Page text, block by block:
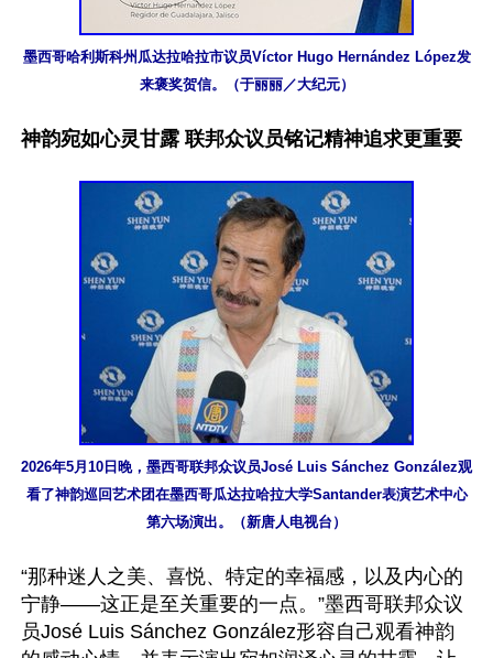
墨西哥哈利斯科州瓜达拉哈拉市议员Víctor Hugo Hernández López发
来褒奖贺信。（于丽丽／大纪元）
神韵宛如心灵甘露 联邦众议员铭记精神追求更重要
2026年5月10日晚，墨西哥联邦众议员José Luis Sánchez González观
看了神韵巡回艺术团在墨西哥瓜达拉哈拉大学Santander表演艺术中心
第六场演出。（新唐人电视台）
“那种迷人之美、喜悦、特定的幸福感，以及内心的
宁静——这正是至关重要的一点。”墨西哥联邦众议
员José Luis Sánchez González形容自己观看神韵